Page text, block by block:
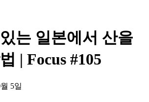
는 일본에서 산을
| Focus #105
5일